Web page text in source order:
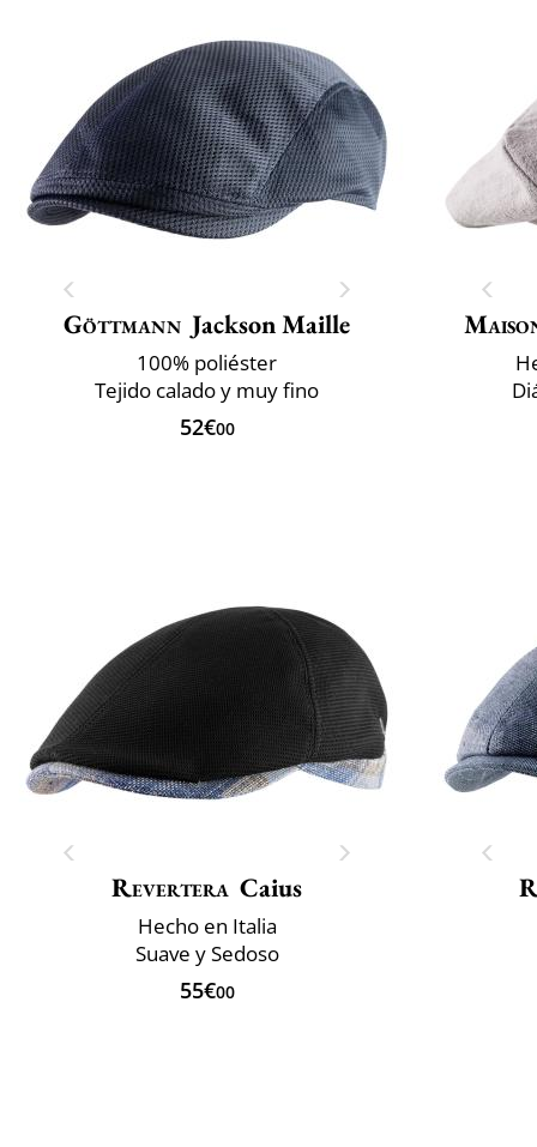
Göttmann Jackson Maille
100% poliéster
Tejido calado y muy fino
52€00
Revertera Caius
Hecho en Italia
Suave y Sedoso
55€00